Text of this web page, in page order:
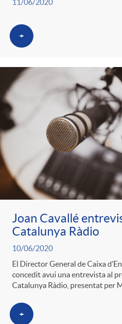
11/06/2020
+
Joan Cavallé
Catalunya Ràdio
10/06/2020
El Director General de Caixa
concedit avui una entrevista al
Catalunya Ràdio, presentat per
+